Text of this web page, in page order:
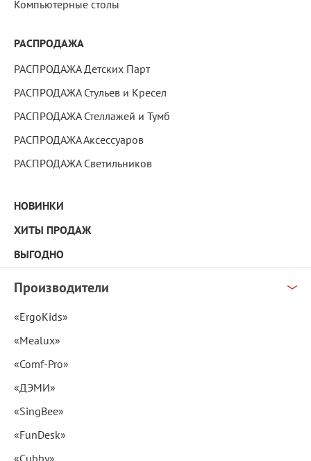
Компьютерные столы
РАСПРОДАЖА
РАСПРОДАЖА Детских Парт
РАСПРОДАЖА Стульев и Кресел
РАСПРОДАЖА Стеллажей и Тумб
РАСПРОДАЖА Аксессуаров
РАСПРОДАЖА Светильников
НОВИНКИ
ХИТЫ ПРОДАЖ
ВЫГОДНО
Производители
«ErgoKids»
«Mealux»
«Comf-Pro»
«ДЭМИ»
«SingBee»
«FunDesk»
«Cubby»